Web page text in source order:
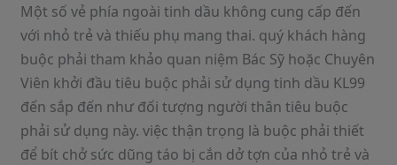
Một số vẻ phía ngoài tinh dầu không cung cấp đến
với nhỏ trẻ và thiếu phụ mang thai. quý khách hàng
buộc phải tham khảo quan niệm Bác Sỹ hoặc Chuyên
Viên khởi đầu tiêu buộc phải sử dụng tinh dầu KL99
đến sắp đến như đối tượng người thân tiêu buộc
phải sử dụng này. việc thận trọng là buộc phải thiết
để bít chở sức dũng táo bị cắn dở tợn của nhỏ trẻ và